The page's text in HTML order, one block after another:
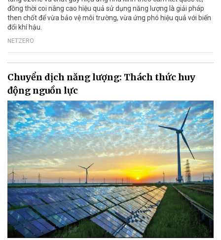
đồng thời coi nâng cao hiệu quả sử dụng năng lượng là giải pháp
then chốt để vừa bảo vệ môi trường, vừa ứng phó hiệu quả với biến
đổi khí hậu.
NETZERO
Chuyển dịch năng lượng: Thách thức huy
động nguồn lực